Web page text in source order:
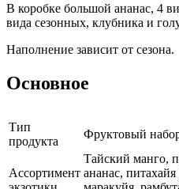
В коробке большой ананас, 4
вида сезонных, клубника и
Наполнение зависит от сезона.
Основное
Тип
продукта
Фруктовый
Ассортимент
Тайский манго,
ананас,